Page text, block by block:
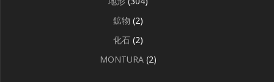
鉱物 (2)
化石 (2)
MONTURA (2)